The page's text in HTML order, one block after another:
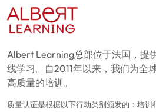
Albert Learning总部位于法国，提
线学习。自2011年以来，我们为全
高质量的培训。
质量认证是根据以下行动类别颁发的：培训